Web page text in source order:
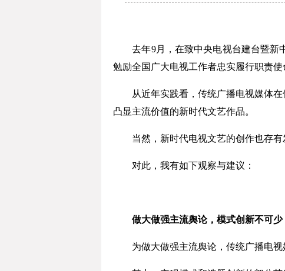
去年9月，在致中央电视台建台暨新中
勉励全国广大电视工作者忠实履行职责
从近年实践看，传统广播电视媒体在
凸显主流价值的新时代文艺作品。
当然，新时代电视文艺的创作也存有
对此，我有如下观察与建议：
做大做强主流舆论，模式创新不可少
为做大做强主流舆论，传统广播电视